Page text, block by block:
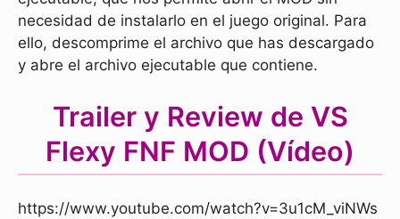
necesidad de instalarlo en el juego original. Para
ello, descomprime el archivo que has descargado
y abre el archivo ejecutable que contiene.
Trailer y Review de VS
Flexy FNF MOD (Vídeo)
https://www.youtube.com/watch?v=3u1cM_viNWs